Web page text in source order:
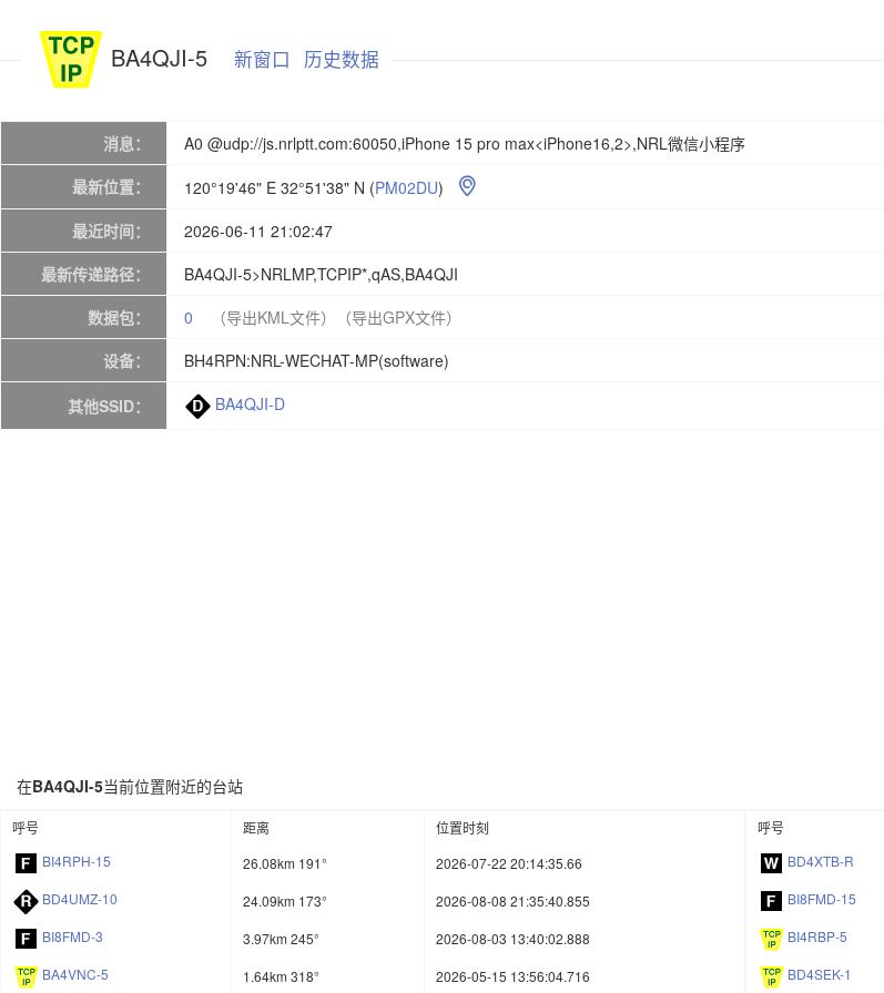
BA4QJI-5 新窗口 历史数据
消息：
A0 @udp://js.nrlptt.com:60050,iPhone 15 pro max<iPhone16,2>,NRL微信小程序
最新位置：
120°19'46" E 32°51'38" N (PM02DU) 
最近时间：
2026-06-11 21:02:47
最新传递路径：
BA4QJI-5>NRLMP,TCPIP*,qAS,BA4QJI
数据包：
0 （导出KML文件）
（导出GPX文件）
设备：
BH4RPN:NRL-WECHAT-MP(software)
其他SSID： BA4QJI-D
在BA4QJI-5当前位置附近的台站
呼号 距离
位置时刻
BI4RPH-15
26.08km 191°
2026-07-22 20:14:35.66
BD4UMZ-10
24.09km 173°
2026-08-08 21:35:40.855
BI8FMD-3
3.97km 245°
2026-08-03 13:40:02.888
BA4VNC-5
1.64km 318° 2026-05-15 13:56:04.716
呼号
BD4XTB-R
BI8FMD-15
BI4RBP-5
BD4SEK-1